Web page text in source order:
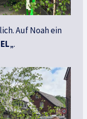
Auf Noah ein
„.